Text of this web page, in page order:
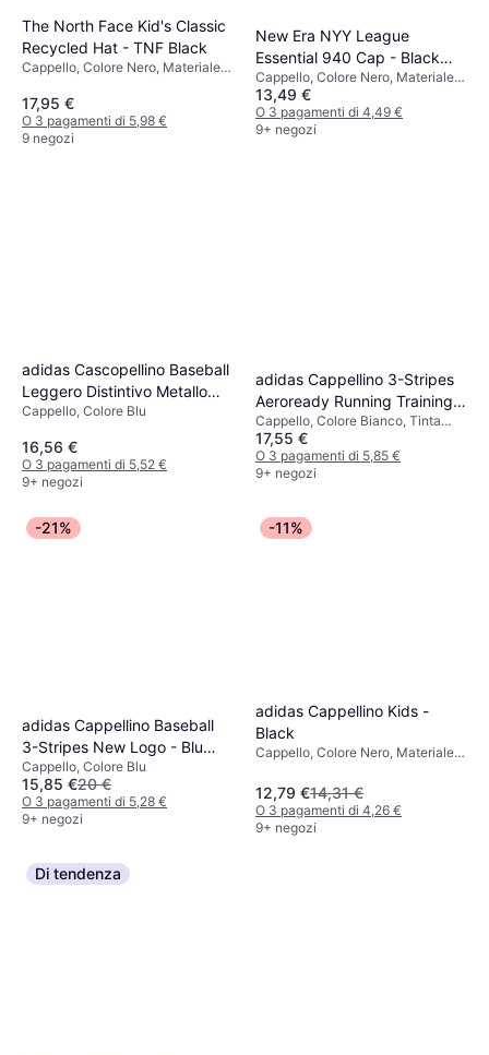
The North Face Kid's Classic
Recycled Hat - TNF Black
Cappello, Colore Nero, Materiale
17,95 €
O 3 pagamenti di 5,98 €
9 negozi
New Era NYY League
Essential 940 Cap - Black
(12053099)
Cappello, Colore Nero, Materiale
Cotone, Tinta unita
13,49 €
O 3 pagamenti di 4,49 €
9+ negozi
adidas Cascopellino Baseball
Leggero Distintivo Metallo
Bambini
Cappello, Colore Blu
16,56 €
O 3 pagamenti di 5,52 €
9+ negozi
adidas Cappellino 3-Stripes
Aeroready Running Training
Baseball - Blanc
Cappello, Colore Bianco, Tinta
unita
17,55 €
O 3 pagamenti di 5,85 €
9+ negozi
-21%
adidas Cappellino Baseball
3-Stripes New Logo - Blu
Scuro/Bianco
Cappello, Colore Blu
15,85 €20 €
O 3 pagamenti di 5,28 €
9+ negozi
-11%
adidas Cappellino Kids -
Black
Cappello, Colore Nero, Materiale
12,79 €14,31 €
O 3 pagamenti di 4,26 €
9+ negozi
Di tendenza